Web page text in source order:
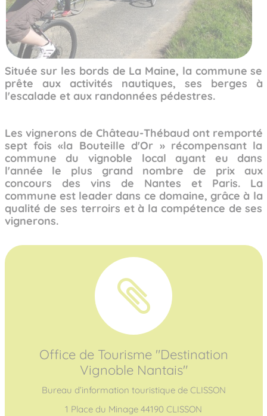
Située sur les bords de La Maine, la commune se
prête aux activités nautiques, ses berges à
l'escalade et aux randonnées pédestres.
Les vignerons de Château-Thébaud ont remporté
sept fois «la Bouteille d'Or » récompensant la
commune du vignoble local ayant eu dans
l'année le plus grand nombre de prix aux
concours des vins de Nantes et Paris. La
commune est leader dans ce domaine, grâce à la
qualité de ses terroirs et à la compétence de ses
vignerons.
Office de Tourisme "Destination
Vignoble Nantais"
Bureau d’information touristique de CLISSON
1 Place du Minage 44190 CLISSON